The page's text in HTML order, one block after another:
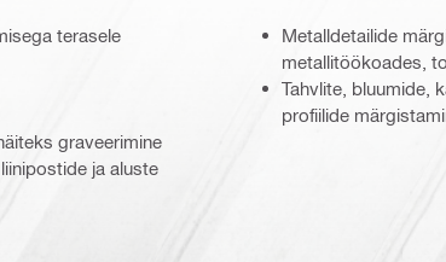
terasele
graveerimine
ja aluste
Metalldetailide
metallitöökoades,
Tahvlite, bluumide,
profiilide